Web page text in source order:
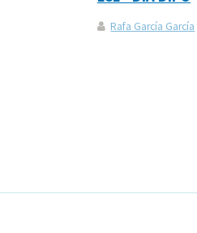
Rafa García García